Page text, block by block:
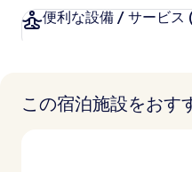
便利な設備 / サービス
この宿泊施設をおす